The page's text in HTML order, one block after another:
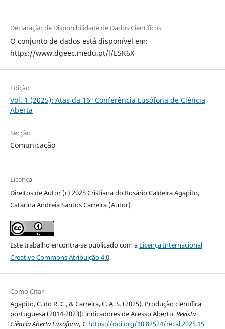
Declaração de Disponibilidade de Dados Científicos
O conjunto de dados está disponível em:
https://www.dgeec.medu.pt/l/E5K6X
Edição
Vol. 1 (2025): Atas da 16ª Conferência Lusófona de Ciência
Aberta
Secção
Comunicação
Licença
Direitos de Autor (c) 2025 Cristiana do Rosário Caldeira Agapito,
Catarina Andreia Santos Carreira (Autor)
Este trabalho encontra-se publicado com a Licença Internacional
Creative Commons Atribuição 4.0.
Como Citar
Agapito, C. do R. C., & Carreira, C. A. S. (2025). Produção científica
portuguesa (2014-2023): indicadores de Acesso Aberto.Revista
Ciência Aberta Lusófona, 1. https://doi.org/10.82524/recal.2025.15